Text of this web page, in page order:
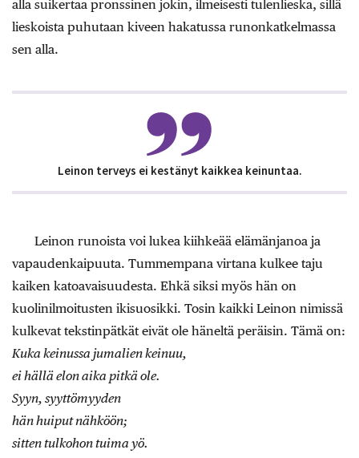
alla suikertaa pronssinen jokin, ilmeisesti tulenlieska, sillä
lieskoista puhutaan kiveen hakatussa runonkatkelmassa
sen alla.
Leinon terveys ei kestänyt kaikkea keinuntaa.
Leinon runoista voi lukea kiihkeää elämänjanoa ja
vapaudenkaipuuta. Tummempana virtana kulkee taju
kaiken katoavaisuudesta. Ehkä siksi myös hän on
kuolinilmoitusten ikisuosikki. Tosin kaikki Leinon nimissä
kulkevat tekstinpätkät eivät ole häneltä peräisin. Tämä on:
Kuka keinussa jumalien keinuu,
ei hällä elon aika pitkä ole.
Syyn, syyttömyyden
hän huiput nähköön;
sitten tulkohon tuima yö.